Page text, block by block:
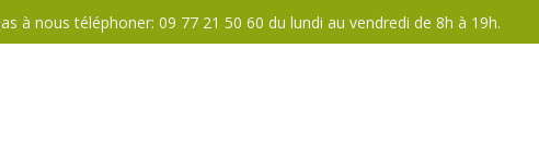
à nous téléphoner: 09 77 21 50 60 du lundi au vendredi de 8h à 19h.